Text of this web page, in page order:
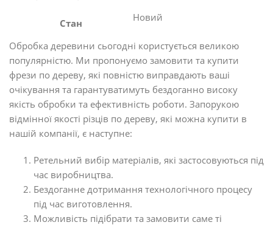
Стан Новий
Обробка деревини сьогодні користується великою
популярністю. Ми пропонуємо замовити та купити
фрези по дереву, які повністю виправдають ваші
очікування та гарантуватимуть бездоганно високу
якість обробки та ефективність роботи. Запорукою
відмінної якості різців по дереву, які можна купити в
нашій компанії, є наступне:
Ретельний вибір матеріалів, які застосовуються під
час виробництва.
Бездоганне дотримання технологічного процесу
під час виготовлення.
Можливість підібрати та замовити саме ті